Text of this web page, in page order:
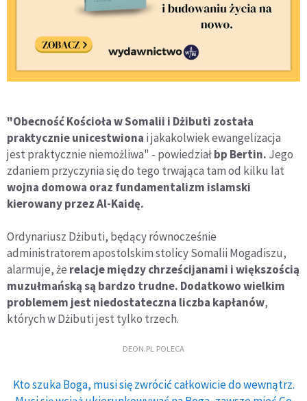
"Obecność Kościoła w Somalii i Dżibuti została
praktycznie unicestwiona i jakakolwiek ewangelizacja
jest praktycznie niemożliwa" - powiedziałbp Bertin. Jego
zdaniem przyczynia się do tego trwająca tam od kilku lat
wojna domowa oraz fundamentalizm islamski
kierowany przez Al-Kaidę.
Ordynariusz Dżibuti, będący równocześnie
administratorem apostolskim stolicy Somalii Mogadiszu,
alarmuje, że relacje między chrześcijanami i większością
muzułmańską są bardzo trudne. Dodatkowo wielkim
problemem jest niedostateczna liczba kapłanów,
których w Dżibuti jest tylko trzech.
DEON.PL POLECA
Kto szuka Boga, musi się zwrócić całkowicie do wewnątrz.